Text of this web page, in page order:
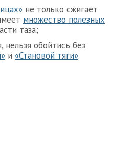
не только сжигает
множество полезных
таза;
нельзя обойтись без
и «Становой тяги».